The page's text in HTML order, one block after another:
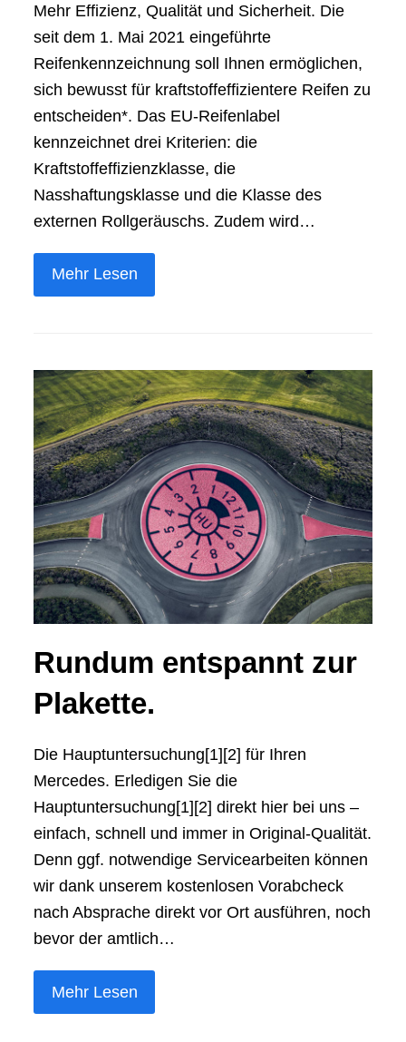
Mehr Effizienz, Qualität und Sicherheit. Die
seit dem 1. Mai 2021 eingeführte
Reifenkennzeichnung soll Ihnen ermöglichen,
sich bewusst für kraftstoffeffizientere Reifen zu
entscheiden*. Das EU-Reifenlabel
kennzeichnet drei Kriterien: die
Kraftstoffeffizienzklasse, die
Nasshaftungsklasse und die Klasse des
externen Rollgeräuschs. Zudem wird…
Mehr Lesen
Rundum entspannt zur
Plakette.
Die Hauptuntersuchung[1][2] für Ihren
Mercedes. Erledigen Sie die
Hauptuntersuchung[1][2] direkt hier bei uns –
einfach, schnell und immer in Original-Qualität.
Denn ggf. notwendige Servicearbeiten können
wir dank unserem kostenlosen Vorabcheck
nach Absprache direkt vor Ort ausführen, noch
bevor der amtlich…
Mehr Lesen